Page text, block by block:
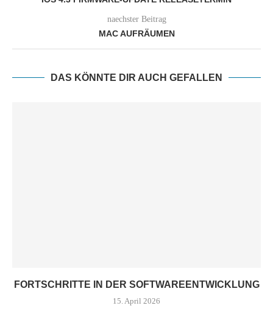
naechster Beitrag
MAC AUFRÄUMEN
DAS KÖNNTE DIR AUCH GEFALLEN
FORTSCHRITTE IN DER SOFTWAREENTWICKLUNG
15. April 2026